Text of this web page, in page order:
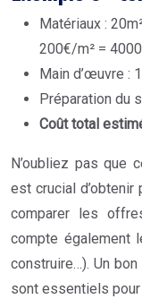
Matériaux :
200€/m² =
Main d’œuvre :
Préparation du
Coût total
N’oubliez pas que
est crucial
comparer les
compte également
construire…). Un
sont essentiels